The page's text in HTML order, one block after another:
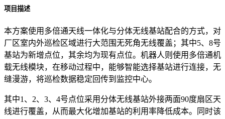
项目描述
本方案使用多倍通天线一体化与分体无线基站配合的方式，对
厂区室内外巡检区域进行大范围无死角无线覆盖；其中5、8号
基站为新增点位，其余均为现有点位。机器人则使用多倍通机
载无线模块，在移动过程中，能够智能选择基站进行连接，无
缝漫游，将巡检数据稳定回传到监控中心。
其中1、2、3、4号点位采用分体无线基站外接两面90度扇区天
线进行覆盖，从而最大化增加基站的利用率降低成本。同时该